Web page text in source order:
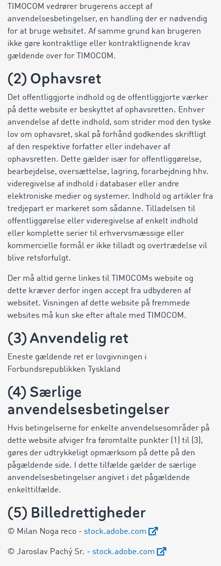
TIMOCOM vedrører brugerens accept af
anvendelsesbetingelser, en handling der er nødvendig
for at bruge websitet. Af samme grund kan brugeren
ikke gøre kontraktlige eller kontraktlignende krav
gældende over for TIMOCOM.
(2) Ophavsret
Det offentliggjorte indhold og de offentliggjorte værker
på dette website er beskyttet af ophavsretten. Enhver
anvendelse af dette indhold, som strider mod den tyske
lov om ophavsret, skal på forhånd godkendes skriftligt
af den respektive forfatter eller indehaver af
ophavsretten. Dette gælder især for offentliggørelse,
bearbejdelse, oversættelse, lagring, forarbejdning hhv.
videregivelse af indhold i databaser eller andre
elektroniske medier og systemer. Indhold og artikler fra
tredjepart er markeret som sådanne. Tilladelsen til
offentliggørelse eller videregivelse af enkelt indhold
eller komplette serier til erhvervsmæssige eller
kommercielle formål er ikke tilladt og overtrædelse vil
blive retsforfulgt.
Der må altid gerne linkes til TIMOCOMs website og
dette kræver derfor ingen accept fra udbyderen af
websitet. Visningen af dette website på fremmede
websites må kun ske efter aftale med TIMOCOM.
(3) Anvendelig ret
Eneste gældende ret er lovgivningen i
Forbundsrepublikken Tyskland
(4) Særlige
anvendelsesbetingelser
Hvis betingelserne for enkelte anvendelsesområder på
dette website afviger fra føromtalte punkter (1) til (3),
gøres der udtrykkeligt opmærksom på dette på den
pågældende side. I dette tilfælde gælder de særlige
anvendelsesbetingelser angivet i det pågældende
enkelttilfælde.
(5) Billedrettigheder
© Milan Noga reco - stock.adobe.com
© Jaroslav Pachý Sr. - stock.adobe.com